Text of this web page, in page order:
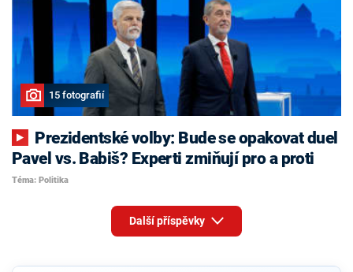
15 fotografií
Pavel vs. Babiš? Experti zmiňují pro a proti
Téma: Politika
Další příspěvky